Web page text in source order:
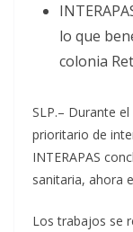
lo que
colonia
SLP.– Durante
prioritario de
INTERAPAS
sanitaria, ahora
Los trabajos se